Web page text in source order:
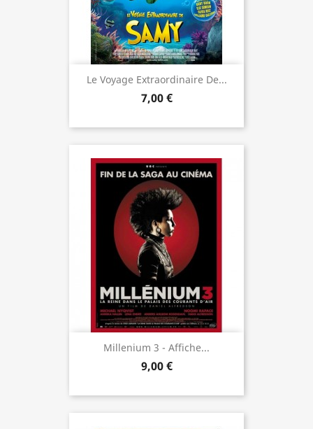
Le Voyage Extraordinaire De...
7,00 €
Millenium 3 - Affiche...
9,00 €